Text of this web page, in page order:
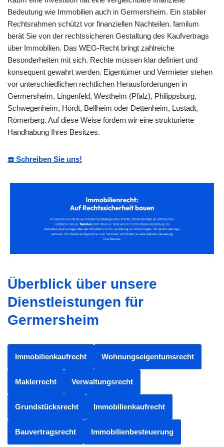
Bedeutung wie Immobilien auch in Germersheim. Ein stabiler
Rechtsrahmen schützt vor finanziellen Nachteilen. familum
berät Sie von der rechtssicheren Gestaltung des Kaufvertrags
über Immobilien. Das WEG-Recht bringt zahlreiche
Besonderheiten mit sich. Rechte müssen klar definiert und
konsequent gewahrt werden. Eigentümer und Vermieter stehen
vor unterschiedlichen rechtlichen Herausforderungen in
Germersheim, Lingenfeld, Westheim (Pfalz), Philippsburg,
Schwegenheim, Hördt, Bellheim oder Dettenheim, Lustadt,
Römerberg. Auf diese Weise fördern wir eine strukturierte
Handhabung Ihres Besitzes.
☎️ Schreiben Sie uns!
Überblick über unsere
Dienstleistungen für
Germersheim
Immobilienkaufrecht Wohnungseigentumsrecht
Maklerrecht Verwaltungsrecht
Grundstücksrecht Immobilienkaufrecht
Bauvertragsrecht Immobilienbesteuerung